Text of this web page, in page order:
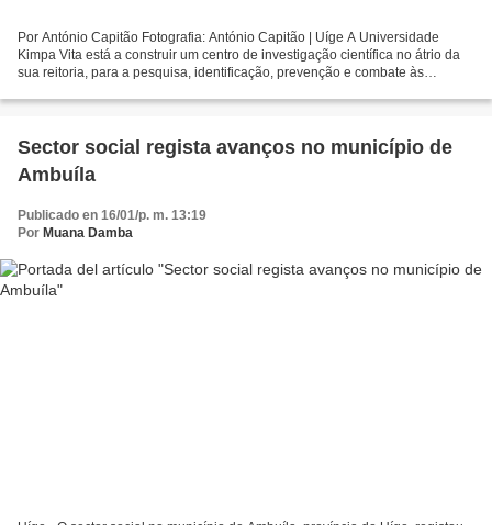
Por António Capitão Fotografia: António Capitão | Uíge A Universidade
Kimpa Vita está a construir um centro de investigação científica no átrio da
sua reitoria, para a pesquisa, identificação, prevenção e combate às
Sector social regista avanços no município de
Ambuíla
Publicado en 16/01/p. m. 13:19
Por Muana Damba